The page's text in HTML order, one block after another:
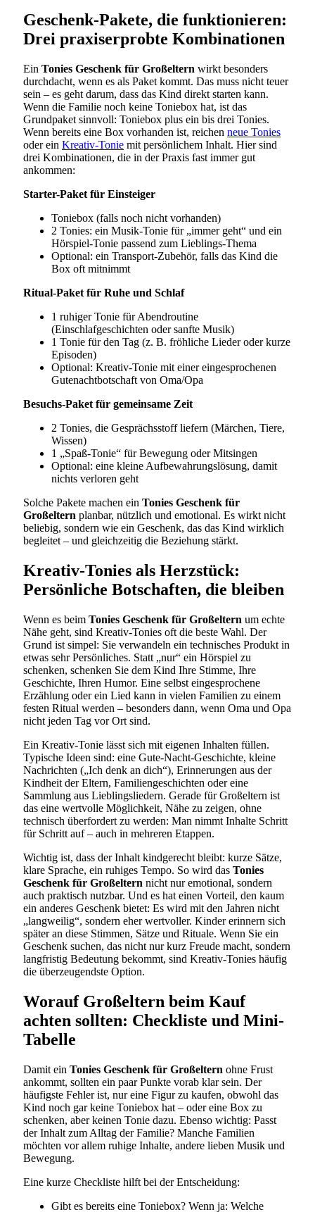
Geschenk-Pakete, die funktionieren:
Drei praxiserprobte Kombinationen
Ein Tonies Geschenk für Großeltern wirkt besonders
durchdacht, wenn es als Paket kommt. Das muss nicht teuer
sein – es geht darum, dass das Kind direkt starten kann.
Wenn die Familie noch keine Toniebox hat, ist das
Grundpaket sinnvoll: Toniebox plus ein bis drei Tonies.
Wenn bereits eine Box vorhanden ist, reichen neue Tonies
oder ein Kreativ-Tonie mit persönlichem Inhalt. Hier sind
drei Kombinationen, die in der Praxis fast immer gut
ankommen:
Starter-Paket für Einsteiger
Toniebox (falls noch nicht vorhanden)
2 Tonies: ein Musik-Tonie für „immer geht“ und ein
Hörspiel-Tonie passend zum Lieblings-Thema
Optional: ein Transport-Zubehör, falls das Kind die
Box oft mitnimmt
Ritual-Paket für Ruhe und Schlaf
1 ruhiger Tonie für Abendroutine
(Einschlafgeschichten oder sanfte Musik)
1 Tonie für den Tag (z. B. fröhliche Lieder oder kurze
Episoden)
Optional: Kreativ-Tonie mit einer eingesprochenen
Gutenachtbotschaft von Oma/Opa
Besuchs-Paket für gemeinsame Zeit
2 Tonies, die Gesprächsstoff liefern (Märchen, Tiere,
Wissen)
1 „Spaß-Tonie“ für Bewegung oder Mitsingen
Optional: eine kleine Aufbewahrungslösung, damit
nichts verloren geht
Solche Pakete machen ein Tonies Geschenk für
Großeltern planbar, nützlich und emotional. Es wirkt nicht
beliebig, sondern wie ein Geschenk, das das Kind wirklich
begleitet – und gleichzeitig die Beziehung stärkt.
Kreativ-Tonies als Herzstück:
Persönliche Botschaften, die bleiben
Wenn es beim Tonies Geschenk für Großeltern um echte
Nähe geht, sind Kreativ-Tonies oft die beste Wahl. Der
Grund ist simpel: Sie verwandeln ein technisches Produkt in
etwas sehr Persönliches. Statt „nur“ ein Hörspiel zu
schenken, schenken Sie dem Kind Ihre Stimme, Ihre
Geschichte, Ihren Humor. Eine selbst eingesprochene
Erzählung oder ein Lied kann in vielen Familien zu einem
festen Ritual werden – besonders dann, wenn Oma und Opa
nicht jeden Tag vor Ort sind.
Ein Kreativ-Tonie lässt sich mit eigenen Inhalten füllen.
Typische Ideen sind: eine Gute-Nacht-Geschichte, kleine
Nachrichten („Ich denk an dich“), Erinnerungen aus der
Kindheit der Eltern, Familiengeschichten oder eine
Sammlung aus Lieblingsliedern. Gerade für Großeltern ist
das eine wertvolle Möglichkeit, Nähe zu zeigen, ohne
technisch überfordert zu werden: Man nimmt Inhalte Schritt
für Schritt auf – auch in mehreren Etappen.
Wichtig ist, dass der Inhalt kindgerecht bleibt: kurze Sätze,
klare Sprache, ein ruhiges Tempo. So wird das Tonies
Geschenk für Großeltern nicht nur emotional, sondern
auch praktisch nutzbar. Und es hat einen Vorteil, den kaum
ein anderes Geschenk bietet: Es wird mit den Jahren nicht
„langweilig“, sondern eher wertvoller. Kinder erinnern sich
später an diese Stimmen, Sätze und Rituale. Wenn Sie ein
Geschenk suchen, das nicht nur kurz Freude macht, sondern
langfristig Bedeutung bekommt, sind Kreativ-Tonies häufig
die überzeugendste Option.
Worauf Großeltern beim Kauf
achten sollten: Checkliste und Mini-
Tabelle
Damit ein Tonies Geschenk für Großeltern ohne Frust
ankommt, sollten ein paar Punkte vorab klar sein. Der
häufigste Fehler ist, nur eine Figur zu kaufen, obwohl das
Kind noch gar keine Toniebox hat – oder eine Box zu
schenken, aber keinen Tonie dazu. Ebenso wichtig: Passt
der Inhalt zum Alltag der Familie? Manche Familien
möchten vor allem ruhige Inhalte, andere lieben Musik und
Bewegung.
Eine kurze Checkliste hilft bei der Entscheidung:
Gibt es bereits eine Toniebox? Wenn ja: Welche